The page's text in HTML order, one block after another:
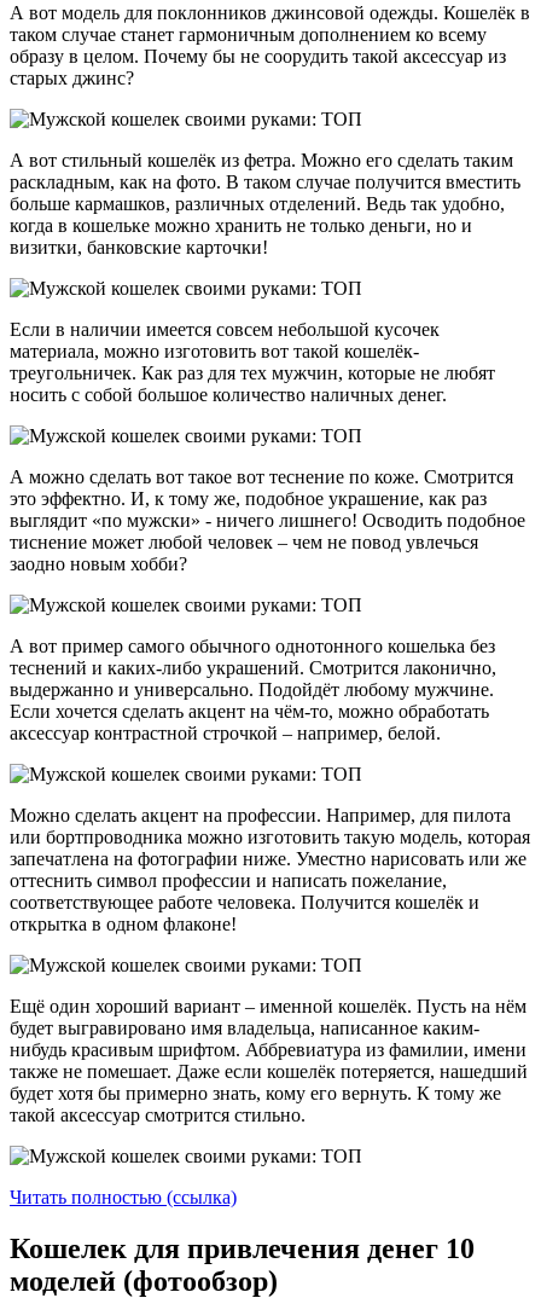
А вот модель для поклонников джинсовой одежды. Кошелёк в
таком случае станет гармоничным дополнением ко всему
образу в целом. Почему бы не соорудить такой аксессуар из
старых джинс?
А вот стильный кошелёк из фетра. Можно его сделать таким
раскладным, как на фото. В таком случае получится вместить
больше кармашков, различных отделений. Ведь так удобно,
когда в кошельке можно хранить не только деньги, но и
визитки, банковские карточки!
Если в наличии имеется совсем небольшой кусочек
материала, можно изготовить вот такой кошелёк-
треугольничек. Как раз для тех мужчин, которые не любят
носить с собой большое количество наличных денег.
А можно сделать вот такое вот теснение по коже. Смотрится
это эффектно. И, к тому же, подобное украшение, как раз
выглядит «по мужски» - ничего лишнего! Осводить подобное
тиснение может любой человек – чем не повод увлечься
заодно новым хобби?
А вот пример самого обычного однотонного кошелька без
теснений и каких-либо украшений. Смотрится лаконично,
выдержанно и универсально. Подойдёт любому мужчине.
Если хочется сделать акцент на чём-то, можно обработать
аксессуар контрастной строчкой – например, белой.
Можно сделать акцент на профессии. Например, для пилота
или бортпроводника можно изготовить такую модель, которая
запечатлена на фотографии ниже. Уместно нарисовать или же
оттеснить символ профессии и написать пожелание,
соответствующее работе человека. Получится кошелёк и
открытка в одном флаконе!
Ещё один хороший вариант – именной кошелёк. Пусть на нём
будет выгравировано имя владельца, написанное каким-
нибудь красивым шрифтом. Аббревиатура из фамилии, имени
также не помешает. Даже если кошелёк потеряется, нашедший
будет хотя бы примерно знать, кому его вернуть. К тому же
такой аксессуар смотрится стильно.
Читать полностью (ссылка)
Кошелек для привлечения денег 10
моделей (фотообзор)